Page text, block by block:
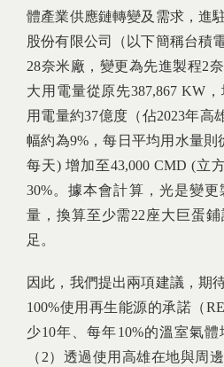
體產業供應鏈轉變及需求，進
股份有限公司（以下簡稱台積
28奈米廠，變更為先進製程2
大用電量從原先387,867 KW
用電量約37億度（佔2023年高
幅約為9%，每日平均用水量則
每天) 增加至43,000 CMD (立
30%。據本會計算，光是變
量，換算至少需22座大巨蛋
足。
因此，我們提出兩項建議，期
100%使用再生能源的承諾（
少10年、每年10%的溫室氣體
（2）透過使用高雄在地與周